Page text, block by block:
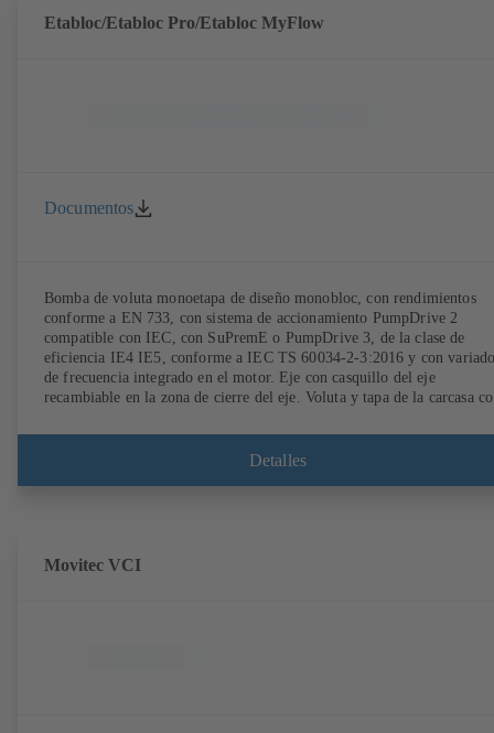
Muy adelantada a las exigencias de eficiencia de la directiva ErP.
Etabloc/Etabloc Pro/Etabloc MyFlow
Documentos
Bomba de voluta monoetapa de diseño monobloc, con rendimientos
conforme a EN 733, con sistema de accionamiento PumpDrive 2
compatible con IEC, con SuPremE o PumpDrive 3, de la clase de
eficiencia IE4 IE5, conforme a IEC TS 60034-2-3:2016 y con
de frecuencia integrado en el motor. Eje con casquillo del eje
recambiable en la zona de cierre del eje. Voluta y tapa de la carcasa
soldados en las ejecuciones B, C y S. Los puntos de montaje son
conformes a IEC 60072; las dimensiones de la superficie envolvente
Detalles
Movitec VCI